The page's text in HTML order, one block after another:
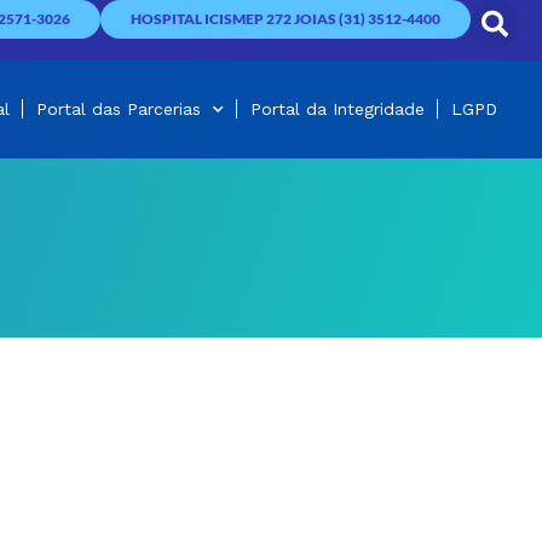
3026 HOSPITAL ICISMEP 272 JOIAS (31) 3512-4400
Portal das Parcerias Portal da Integridade LGPD